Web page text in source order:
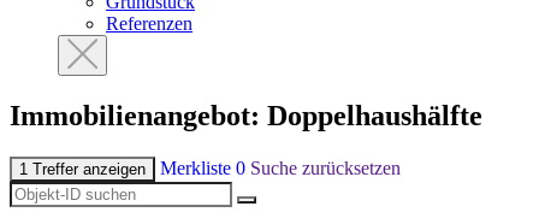
Referenzen
Immobilien­angebot: Doppelhaushälfte
1 Treffer anzeigen Merkliste 0 Suche zurücksetzen